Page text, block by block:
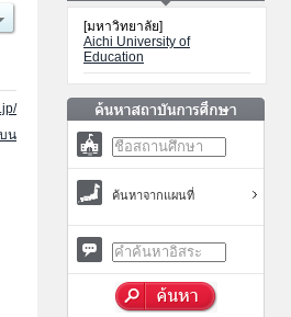
น
[มหาวิทยาลัย]
Aichi University of
Education
ค้นหาจากแผนที่